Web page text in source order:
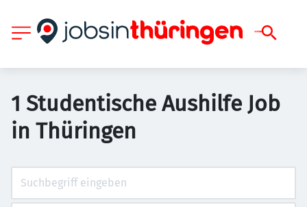
1 Studentische Aushilfe Job
in Thüringen